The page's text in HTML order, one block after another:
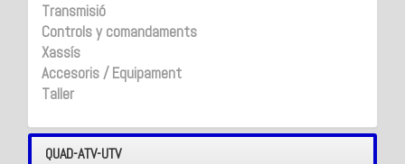
Transmisió
Controls y comandaments
Xassís
Accesoris / Equipament
Taller
QUAD-ATV-UTV